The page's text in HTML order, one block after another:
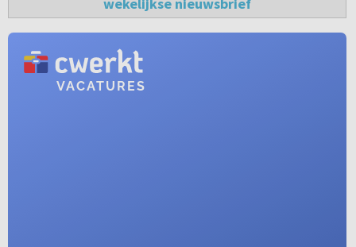
wekelijkse nieuwsbrief